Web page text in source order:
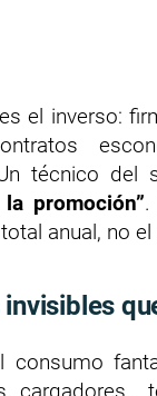
el inverso:
técnico del
promoción”.
anual, no